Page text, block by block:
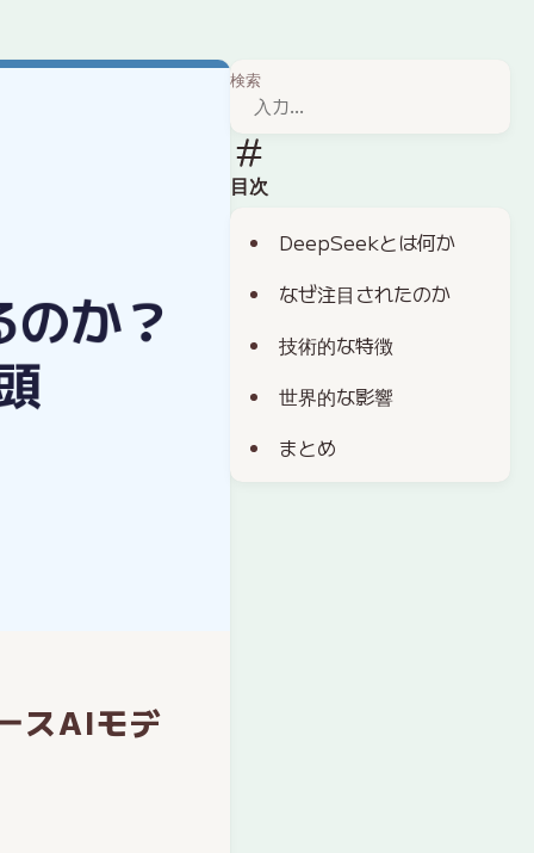
検索
目次
DeepSeekとは何か
なぜ注目されたのか
技術的な特徴
世界的な影響
まとめ
スAIモデ